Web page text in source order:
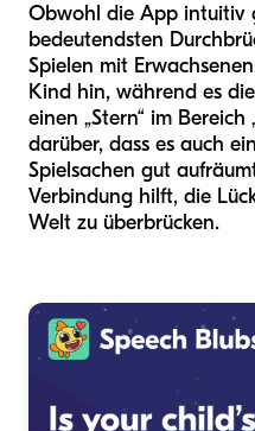
Obwohl die App intuitiv
bedeutendsten
Spielen mit
Kind hin, während es
einen „Stern“ im
darüber, dass es auch
Spielsachen gut
Verbindung hilft, die
Welt zu überbrücken.